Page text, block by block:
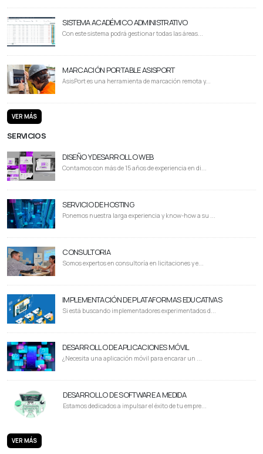
SISTEMA ACADÉMICO ADMINISTRATIVO
Con este sistema podrá gestionar todas las áreas...
MARCACIÓN PORTABLE ASISPORT
AsisPort es una herramienta de marcación remota y...
VER MÁS
SERVICIOS
DISEÑO Y DESARROLLO WEB
Contamos con más de 15 años de experiencia en di...
SERVICIO DE HOSTING
Ponemos nuestra larga experiencia y know-how a su ...
CONSULTORIA
Somos expertos en consultoría en licitaciones y e...
IMPLEMENTACIÓN DE PLATAFORMAS EDUCATIVAS
Si está buscando implementadores experimentados d...
DESARROLLO DE APLICACIONES MÓVIL
¿Necesita una aplicación móvil para encarar un ...
DESARROLLO DE SOFTWARE A MEDIDA
Estamos dedicados a impulsar el éxito de tu empre...
VER MÁS